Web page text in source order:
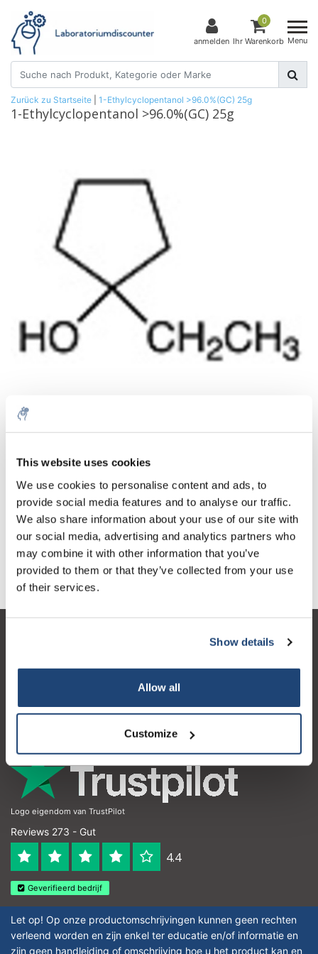
This website uses cookies
We use cookies to personalise content and ads, to
provide social media features and to analyse our traffic.
We also share information about your use of our site with
our social media, advertising and analytics partners who
may combine it with other information that you’ve
provided to them or that they’ve collected from your use
of their services.
Show details
Allow all
Customize
anmelden
0
Ihr Warenkorb Menu
Zurück zu Startseite 1-Ethylcyclopentanol >96.0%(GC) 25g
1-Ethylcyclopentanol >96.0%(GC) 25g
1 Stück exkl. MwSt.
€440,77
Inkl. MwSt.
Zum Warenkorb hinzufügen
Informationen
Mein Konto
Logo eigendom van TrustPilot
Reviews 273 - Gut
4.4
Geverifieerd bedrijf
Let op! Op onze productomschrijvingen kunnen geen rechten
verleend worden en zijn enkel ter educatie en/of informatie en
zijn geen handleiding of omschrijving hoe u het product kan en